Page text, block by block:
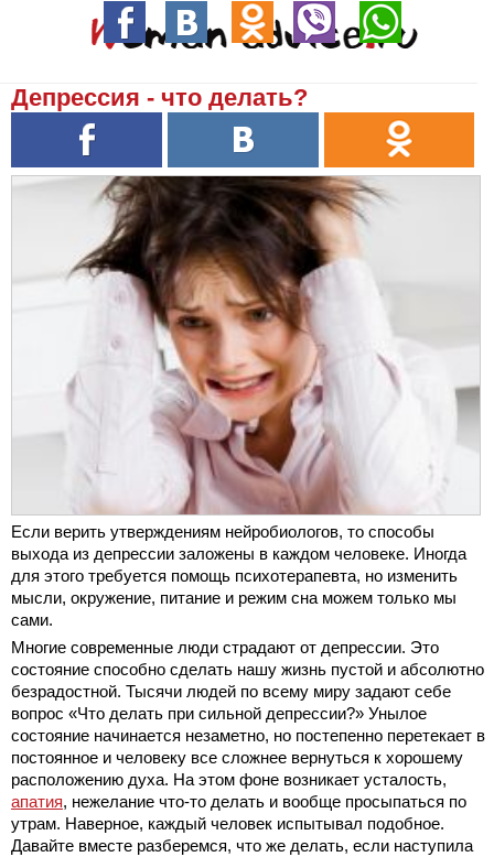
Депрессия - что делать?
Если верить утверждениям нейробиологов, то способы
выхода из депрессии заложены в каждом человеке. Иногда
для этого требуется помощь психотерапевта, но изменить
мысли, окружение, питание и режим сна можем только мы
сами.
Многие современные люди страдают от депрессии. Это
состояние способно сделать нашу жизнь пустой и абсолютно
безрадостной. Тысячи людей по всему миру задают себе
вопрос «Что делать при сильной депрессии?» Унылое
состояние начинается незаметно, но постепенно перетекает в
постоянное и человеку все сложнее вернуться к хорошему
расположению духа. На этом фоне возникает усталость,
апатия, нежелание что-то делать и вообще просыпаться по
утрам. Наверное, каждый человек испытывал подобное.
Давайте вместе разберемся, что же делать, если наступила